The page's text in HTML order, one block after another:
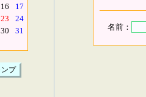
16
17
23
24
30 31 名前：